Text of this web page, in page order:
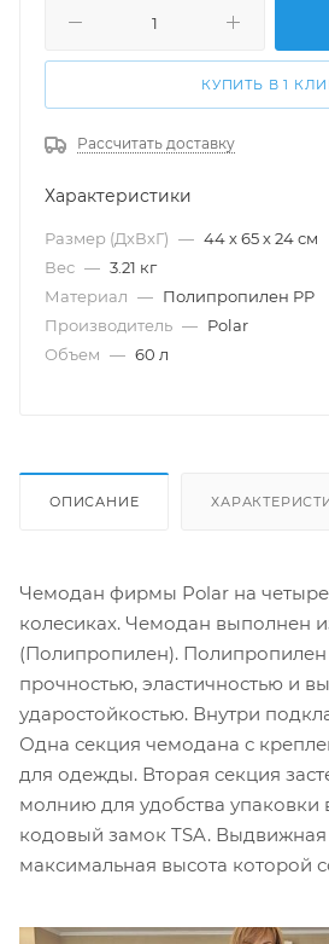
КУПИТЬ В 1
Рассчитать доставку
Характеристики
Размер (ДхВхГ) — 44 х 65 х 24 см
Вес — 3.21 кг
Материал — Полипропилен PP
Производитель — Polar
Объем — 60 л
ОПИСАНИЕ
Чемодан фирмы Polar на
колесиках. Чемодан выполнен
(Полипропилен).
прочностью, эластичностью и
ударостойкостью. Внутри
Одна секция чемодана с
для одежды. Вторая секция
молнию для удобства упаковки
кодовый замок TSA. Выдвижная
максимальная высота которой